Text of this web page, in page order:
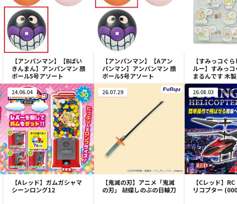
【アンパンマン】【Bばい
きんまん】アンパンマン 顔
ボール5号アソート
【アンパンマン】【Aアン
パンマン】アンパンマン 顔
ボール5号アソート
【すみっコぐ
ルー】すみっ
まるんです 木
24.06.04
【Aレッド】ガムガシャマ
シーンロング12
26.07.29
【鬼滅の刃】アニメ「鬼滅
の刃」 胡蝶しのぶの日輪刀
26.08.03
【Cレッド】
リコプター